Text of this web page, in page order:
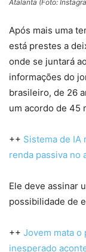
Atalanta (Foto:
Após mais uma
está prestes a
onde se juntará
informações do
brasileiro, de 26
um acordo de 45
++ Sistema de IA
renda passiva no
Ele deve assinar
possibilidade de
++ Jovem mata o
inesperado